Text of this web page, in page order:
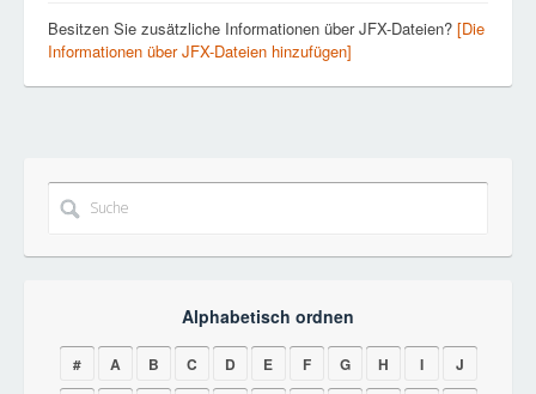
Besitzen Sie zusätzliche Informationen über JFX-Dateien? [Die
Informationen über JFX-Dateien hinzufügen]
Alphabetisch ordnen
# A B C D E F G H I
J